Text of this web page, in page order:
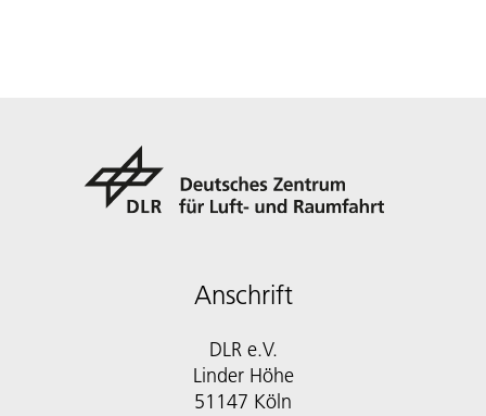
Anschrift
DLR e.V.
Linder Höhe
51147 Köln